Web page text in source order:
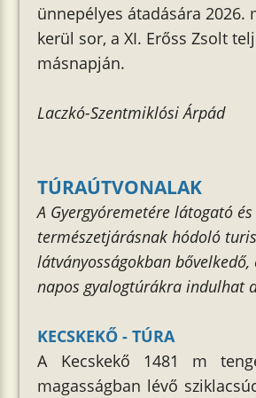
ünnepélyes átadására 2026.
kerül sor, a XI. Erőss Zsolt
másnapján.
Laczkó-Szentmiklósi Árpád
TÚRAÚTVONALAK
A Gyergyóremetére látogató és
természetjárásnak hódoló
látványosságokban bővelkedő,
napos gyalogtúrákra indulhat
KECSKEKŐ - TÚRA
A Kecskekő 1481 m
magasságban lévő